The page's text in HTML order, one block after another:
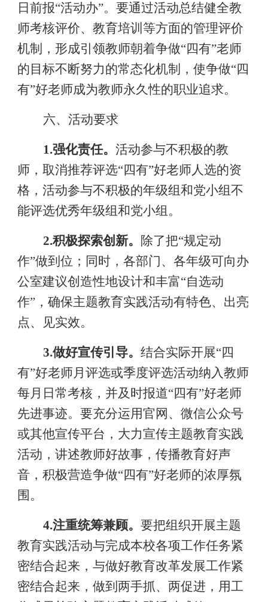
日前报“活动办”。要通过活动总结健全教
师考核评价、教育培训等方面的管理评价
机制，形成引领教师朝着争做“四有”老师
的目标不断努力的常态化机制，使争做“四
有”好老师成为教师永久性的职业追求。
六、活动要求
1.强化责任。 活动参与不积极的教
师，取消推荐评选“四有”好老师人选的资
格，活动参与不积极的年级组和党小组不
能评选优秀年级组和党小组。
2.积极探索创新。 除了把“规定动
作”做到位；同时，各部门、各年级可向办
公室建议创造性地设计和丰富“自选动
作”，确保主题教育实践活动有特色、出亮
点、见实效。
3.做好宣传引导。 结合实际开展“四
有”好老师月评选或季度评选活动纳入教师
每月日常考核，并及时报道“四有”好老师
先进事迹。 要充分运用官网、微信公众号
或其他宣传平台，大力宣传主题教育实践
活动，讲述教师好故事，传播教育好声
音，积极营造争做“四有”好老师的浓厚氛
围。
4.注重统筹兼顾。 要把组织开展主题
教育实践活动与完成本校各项工作任务紧
密结合起来，与做好教育改革发展工作紧
密结合起来，做到两手抓、两促进，用工